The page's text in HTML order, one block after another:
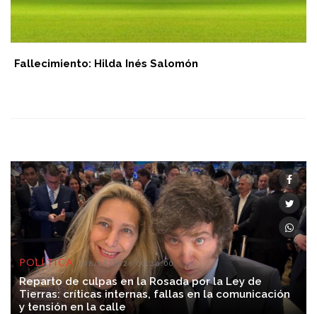
Fallecimiento: Hilda Inés Salomón
POLÍTICA 08/08/2026 00:36:00
Reparto de culpas en la Rosada por la Ley de
Tierras: críticas internas, fallas en la comunicación
y tensión en la calle